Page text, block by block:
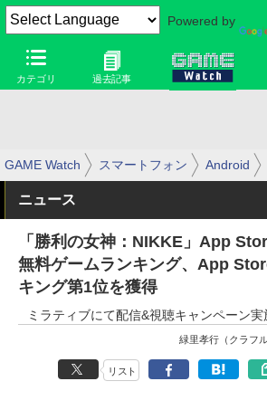
Powered by
カテゴリ 過去記事
GAME Watch スマートフォン Android
ニュース
「勝利の女神：NIKKE」App
無料ゲームランキング、App
キング第1位を獲得
ミラティブにて配信&視聴キャンペーン実
緑里孝行（クラフル
リスト